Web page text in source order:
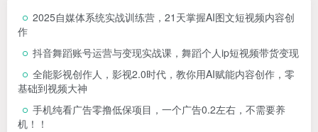
2025自媒体系统实战训练营，21天掌握AI图文短视频内容创
作
抖音舞蹈账号运营与变现实战课，舞蹈个人ip短视频带货变现
全能影视创作人，影视2.0时代，教你用AI赋能内容创作，​零
基础到视频大神
手机纯看广告零撸低保项目，一个广告0.2左右，不需要养
机！！